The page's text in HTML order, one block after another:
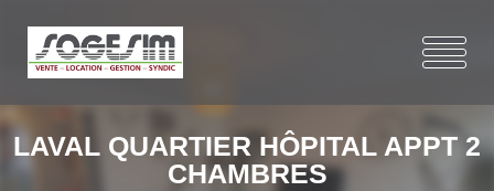
LAVAL QUARTIER HÔPITAL APPT 2
CHAMBRES